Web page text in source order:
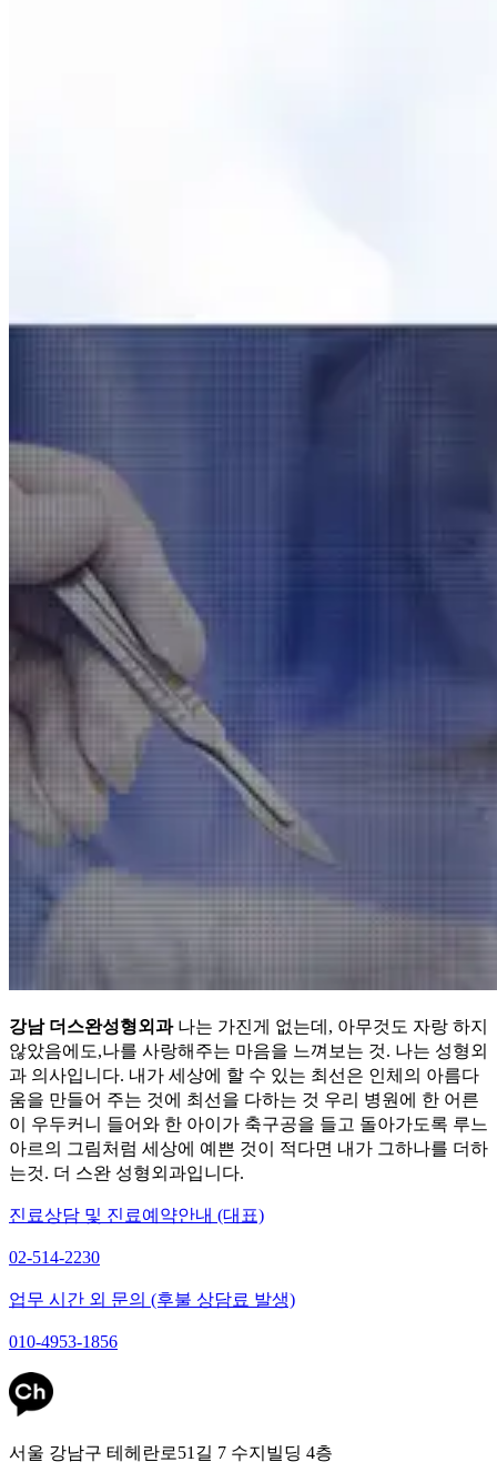
강남 더스완성형외과 나는 가진게 없는데, 아무것도 자랑 하지
않았음에도,나를 사랑해주는 마음을 느껴보는 것. 나는 성형외
과 의사입니다. 내가 세상에 할 수 있는 최선은 인체의 아름다
움을 만들어 주는 것에 최선을 다하는 것 우리 병원에 한 어른
이 우두커니 들어와 한 아이가 축구공을 들고 돌아가도록 루느
아르의 그림처럼 세상에 예쁜 것이 적다면 내가 그하나를 더하
는것. 더 스완 성형외과입니다.
진료상담 및 진료예약안내 (대표)
02-514-2230
업무 시간 외 문의 (후불 상담료 발생)
010-4953-1856
서울 강남구 테헤란로51길 7 수지빌딩 4층